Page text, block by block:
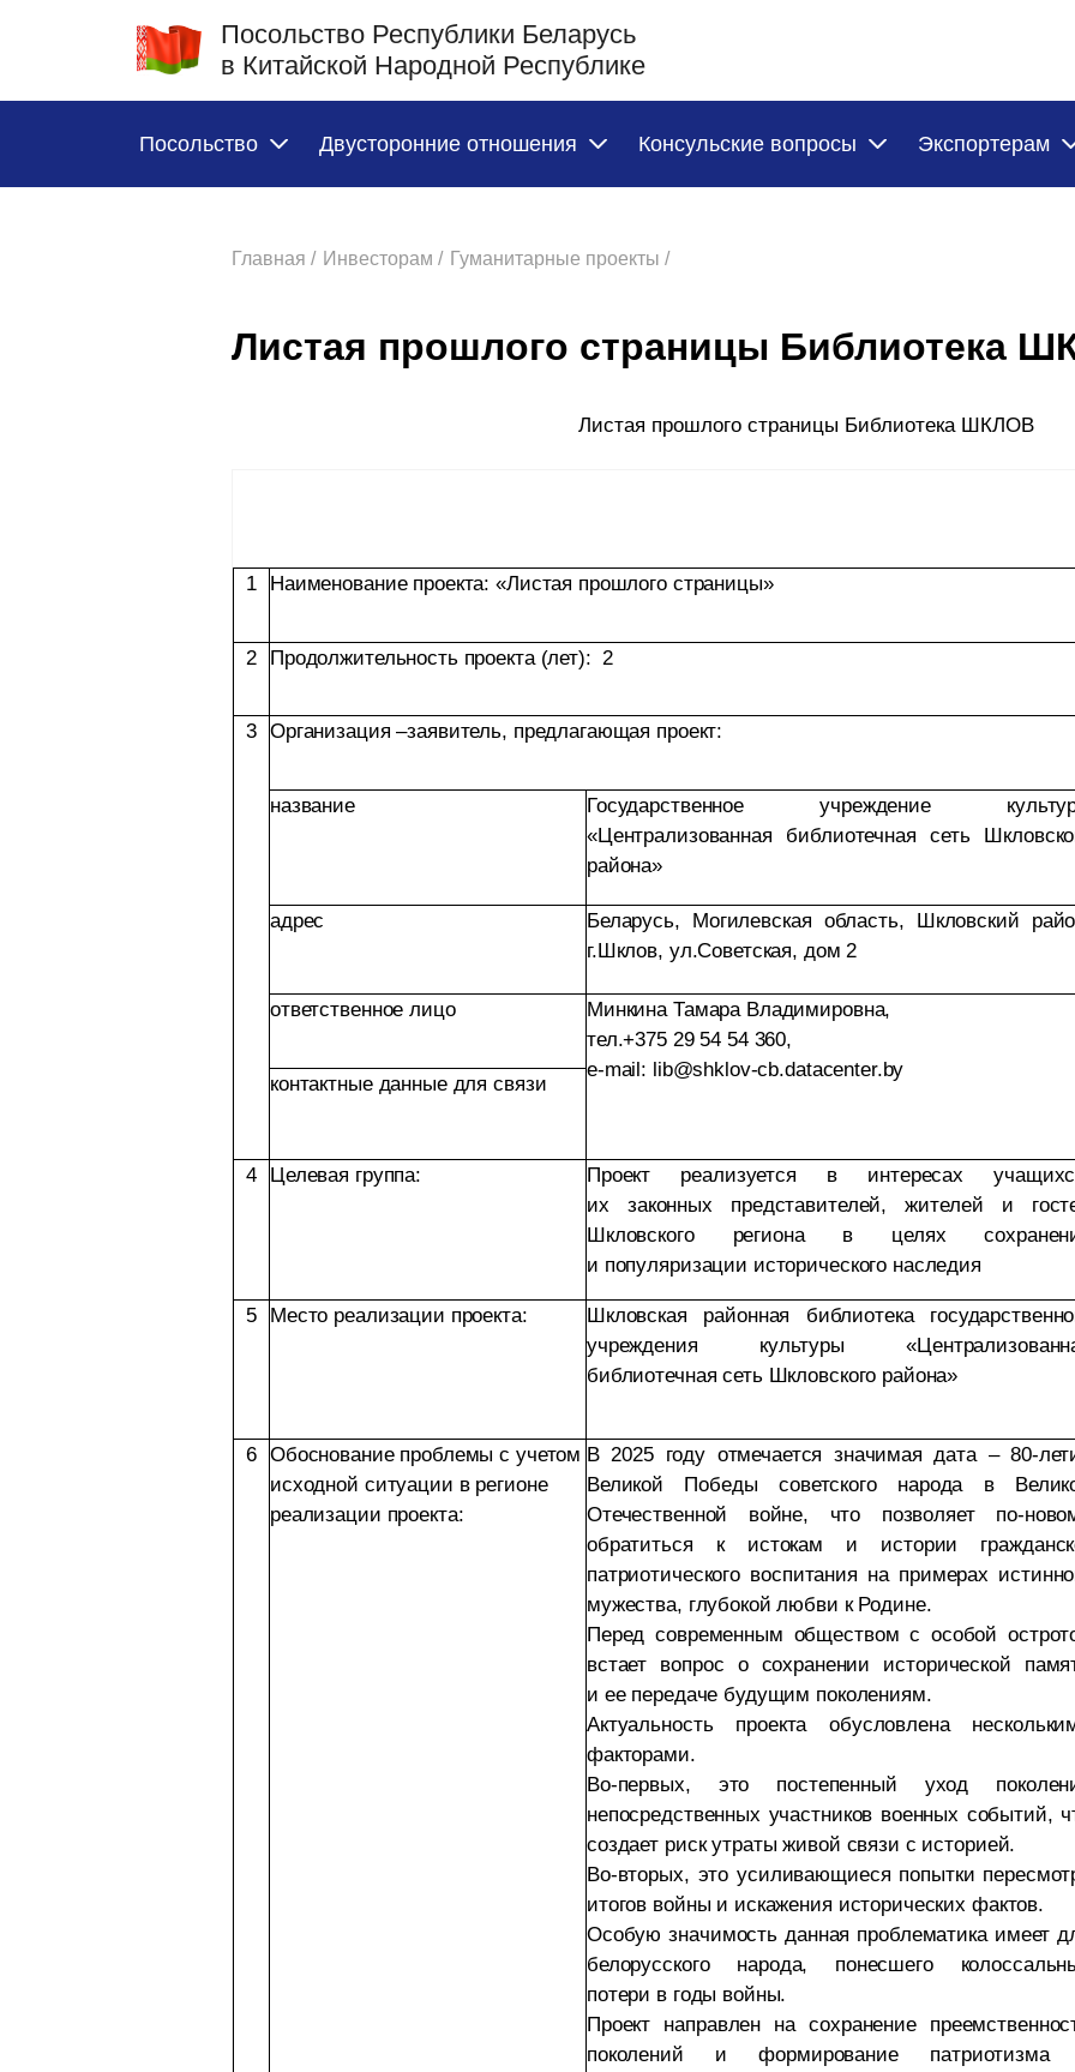
Посольство Республики Беларусь
в Китайской Народной Республике
Посольство Двусторонние отношения Консульские вопросы Экспортерам
Главная / Инвесторам / Гуманитарные проекты /
Листая прошлого страницы Библиотека
Листая прошлого страницы Библиотека ШКЛОВ
1 Наименование проекта: «Листая прошлого страницы»
2 Продолжительность проекта (лет): 2
3 Организация –заявитель, предлагающая проект:
название
Государственное учреждение
«Централизованная библиотечная сеть
района»
адрес
Беларусь, Могилевская область, Шкловский
г.Шклов, ул.Советская, дом 2
ответственное лицо
Минкина Тамара Владимировна,
тел.+375 29 54 54 360,
e-mail: lib@shklov-cb.datacenter.by
контактные данные для связи
4 Целевая группа:
Проект реализуется в интересах
их законных представителей, жителей и
Шкловского региона в целях
и популяризации исторического наследия
5 Место реализации проекта:
Шкловская районная библиотека
учреждения культуры
библиотечная сеть Шкловского района»
6 Обоснование проблемы с учетом
исходной ситуации в регионе
реализации проекта:
В 2025 году отмечается значимая дата – 80-
Великой Победы советского народа в
Отечественной войне, что позволяет по-
обратиться к истокам и истории
патриотического воспитания на примерах
мужества, глубокой любви к Родине.
Перед современным обществом с особой
встает вопрос о сохранении исторической
и ее передаче будущим поколениям.
Актуальность проекта обусловлена
факторами.
Во-первых, это постепенный уход
непосредственных участников военных событий,
создает риск утраты живой связи с историей.
Во-вторых, это усиливающиеся попытки
итогов войны и искажения исторических фактов.
Особую значимость данная проблематика имеет
белорусского народа, понесшего
потери в годы войны.
Проект направлен на сохранение
поколений и формирование патриотизма